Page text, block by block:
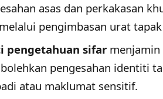
asas dan perkakasan
pengimbasan urat
pengetahuan sifarmenjamin
pengesahan identiti
atau maklumat sensitif.